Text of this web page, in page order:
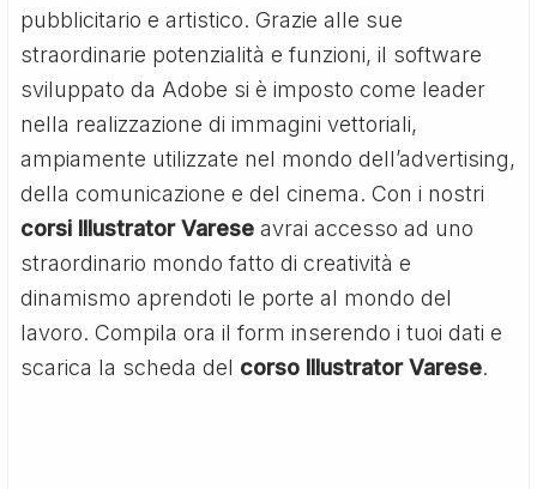
pubblicitario e artistico. Grazie alle sue
straordinarie potenzialità e funzioni, il software
sviluppato da Adobe si è imposto come leader
nella realizzazione di immagini vettoriali,
ampiamente utilizzate nel mondo dell’advertising,
della comunicazione e del cinema. Con i nostri
corsi Illustrator Varese avrai accesso ad uno
straordinario mondo fatto di creatività e
dinamismo aprendoti le porte al mondo del
lavoro. Compila ora il form inserendo i tuoi dati e
scarica la scheda del corso Illustrator Varese.